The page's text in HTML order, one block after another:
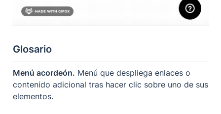
Glosario
Menú acordeón. Menú que despliega enlaces o
contenido adicional tras hacer clic sobre uno de sus
elementos.